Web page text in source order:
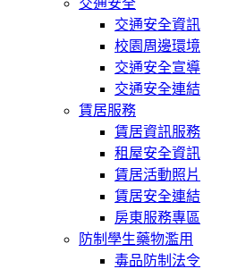
交通安全資訊
校園周邊環境
交通安全宣導
交通安全連結
賃居服務
賃居資訊服務
租屋安全資訊
賃居活動照片
賃居安全連結
房東服務專區
防制學生藥物濫用
毒品防制法令